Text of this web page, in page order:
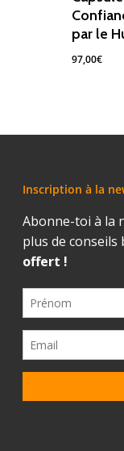
par le
97,00€
Inscription à la